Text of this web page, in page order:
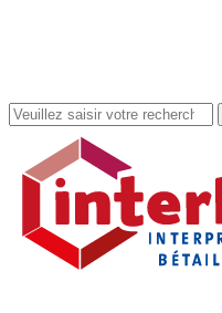
Rechercher
dans
site